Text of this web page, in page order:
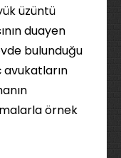
üzüntü
duayen
bulunduğu
avukatların
örnek